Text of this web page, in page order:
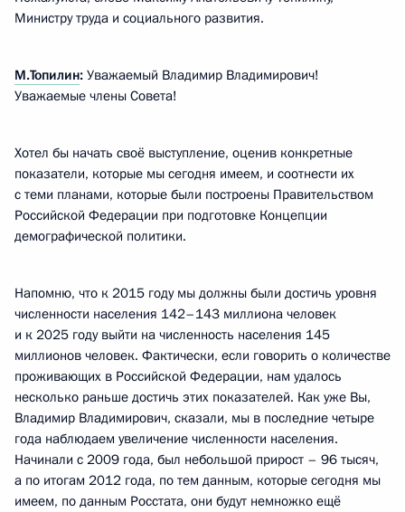
Министру труда и социального развития.
М.Топилин: Уважаемый Владимир Владимирович!
Уважаемые члены Совета!
Хотел бы начать своё выступление, оценив конкретные
показатели, которые мы сегодня имеем, и соотнести их
с теми планами, которые были построены Правительством
Российской Федерации при подготовке Концепции
демографической политики.
Напомню, что к 2015 году мы должны были достичь уровня
численности населения 142–143 миллиона человек
и к 2025 году выйти на численность населения 145
миллионов человек. Фактически, если говорить о количестве
проживающих в Российской Федерации, нам удалось
несколько раньше достичь этих показателей. Как уже Вы,
Владимир Владимирович, сказали, мы в последние четыре
года наблюдаем увеличение численности населения.
Начинали с 2009 года, был небольшой прирост – 96 тысяч,
а по итогам 2012 года, по тем данным, которые сегодня мы
имеем, по данным Росстата, они будут немножко ещё